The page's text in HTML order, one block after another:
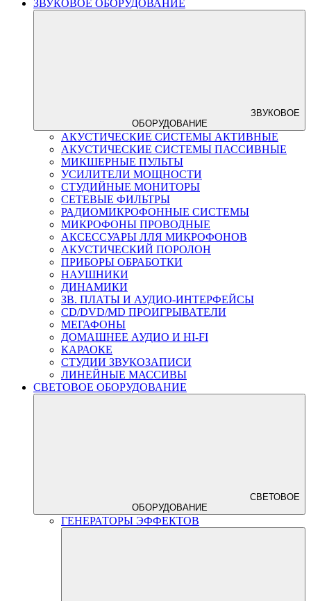
ЗВУКОВОЕ ОБОРУДОВАНИЕ
ЗВУКОВОЕ
ОБОРУДОВАНИЕ
АКУСТИЧЕСКИЕ СИСТЕМЫ АКТИВНЫЕ
АКУСТИЧЕСКИЕ СИСТЕМЫ ПАССИВНЫЕ
МИКШЕРНЫЕ ПУЛЬТЫ
УСИЛИТЕЛИ МОЩНОСТИ
СТУДИЙНЫЕ МОНИТОРЫ
СЕТЕВЫЕ ФИЛЬТРЫ
РАДИОМИКРОФОННЫЕ СИСТЕМЫ
МИКРОФОНЫ ПРОВОДНЫЕ
АКСЕССУАРЫ ЛЛЯ МИКРОФОНОВ
АКУСТИЧЕСКИЙ ПОРОЛОН
ПРИБОРЫ ОБРАБОТКИ
НАУШНИКИ
ДИНАМИКИ
ЗВ. ПЛАТЫ И АУДИО-ИНТЕРФЕЙСЫ
CD/DVD/MD ПРОИГРЫВАТЕЛИ
МЕГАФОНЫ
ДОМАШНЕЕ АУДИО И HI-FI
КАРАОКЕ
СТУДИИ ЗВУКОЗАПИСИ
ЛИНЕЙНЫЕ МАССИВЫ
СВЕТОВОЕ ОБОРУДОВАНИЕ
СВЕТОВОЕ
ОБОРУДОВАНИЕ
ГЕНЕРАТОРЫ ЭФФЕКТОВ